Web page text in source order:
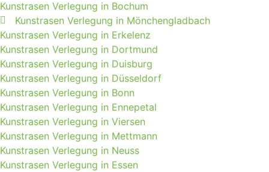
Kunstrasen Verlegung in Bochum
Kunstrasen Verlegung in Mönchengladbach
Kunstrasen Verlegung in Erkelenz
Kunstrasen Verlegung in Dortmund
Kunstrasen Verlegung in Duisburg
Kunstrasen Verlegung in Düsseldorf
Kunstrasen Verlegung in Bonn
Kunstrasen Verlegung in Ennepetal
Kunstrasen Verlegung in Viersen
Kunstrasen Verlegung in Mettmann
Kunstrasen Verlegung in Neuss
Kunstrasen Verlegung in Essen